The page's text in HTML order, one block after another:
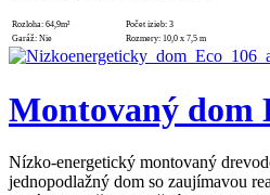
Rozloha: 64,9m² Počet izieb: 3
Garáž: Nie Rozmery: 10,0 x 7,5 m
Montovaný dom
Nízko-energetický montovaný
jednopodlažný dom so zaujímavou